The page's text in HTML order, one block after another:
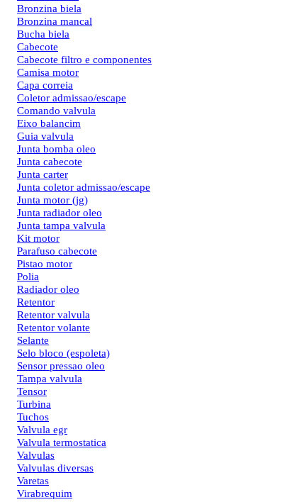
Bronzina biela
Bronzina mancal
Bucha biela
Cabecote
Cabecote filtro e componentes
Camisa motor
Capa correia
Coletor admissao/escape
Comando valvula
Eixo balancim
Guia valvula
Junta bomba oleo
Junta cabecote
Junta carter
Junta coletor admissao/escape
Junta motor (jg)
Junta radiador oleo
Junta tampa valvula
Kit motor
Parafuso cabecote
Pistao motor
Polia
Radiador oleo
Retentor
Retentor valvula
Retentor volante
Selante
Selo bloco (espoleta)
Sensor pressao oleo
Tampa valvula
Tensor
Turbina
Tuchos
Valvula egr
Valvula termostatica
Valvulas
Valvulas diversas
Varetas
Virabrequim